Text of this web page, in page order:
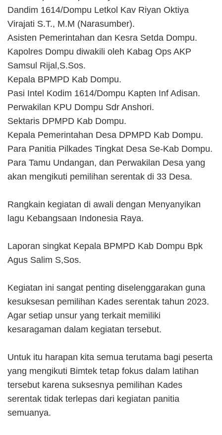
Dandim 1614/Dompu Letkol Kav Riyan Oktiya
Virajati S.T., M.M (Narasumber).
Asisten Pemerintahan dan Kesra Setda Dompu.
Kapolres Dompu diwakili oleh Kabag Ops AKP
Samsul Rijal,S.Sos.
Kepala BPMPD Kab Dompu.
Pasi Intel Kodim 1614/Dompu Kapten Inf Adisan.
Perwakilan KPU Dompu Sdr Anshori.
Sektaris DPMPD Kab Dompu.
Kepala Pemerintahan Desa DPMPD Kab Dompu.
Para Panitia Pilkades Tingkat Desa Se-Kab Dompu.
Para Tamu Undangan, dan Perwakilan Desa yang
akan mengikuti pemilihan serentak di 33 Desa.
Rangkain kegiatan di awali dengan Menyanyikan
lagu Kebangsaan Indonesia Raya.
Laporan singkat Kepala BPMPD Kab Dompu Bpk
Agus Salim S,Sos.
Kegiatan ini sangat penting diselenggarakan guna
kesuksesan pemilihan Kades serentak tahun 2023.
Agar setiap unsur yang terkait memiliki
kesaragaman dalam kegiatan tersebut.
Untuk itu harapan kita semua terutama bagi peserta
yang mengikuti Bimtek tetap fokus dalam latihan
tersebut karena suksesnya pemilihan Kades
serentak tidak terlepas dari kegiatan panitia
semuanya.